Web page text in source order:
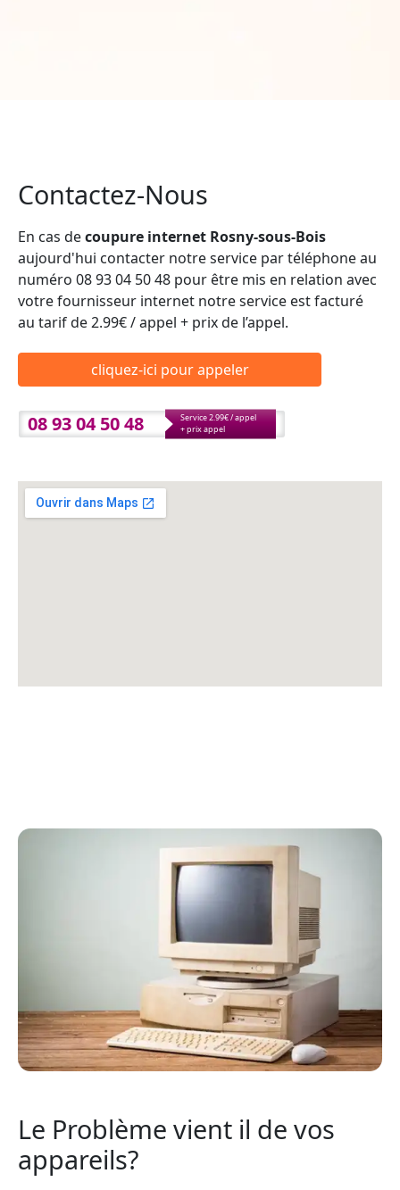
Contactez-Nous
En cas decoupure internet Rosny-sous-Bois
aujourd'hui contacter notre service par téléphone au
numéro 08 93 04 50 48 pour être mis en relation avec
votre fournisseur internet notre service est facturé
au tarif de 2.99€ / appel + prix de l’appel.
cliquez-ici pour appeler
08 93 04 50 48
Service 2.99€ / appel
+ prix appel
Le Problème vient il de vos
appareils?